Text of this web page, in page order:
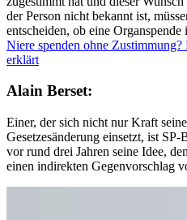
der Person nicht bekannt ist,
entscheiden, ob eine
Niere spenden ohne
erklärt
Alain Berset:
Einer, der sich nicht nur Kraft
Gesetzesänderung einsetzt, ist SP-
vor rund drei Jahren seine Idee,
einen indirekten Gegenvorschlag